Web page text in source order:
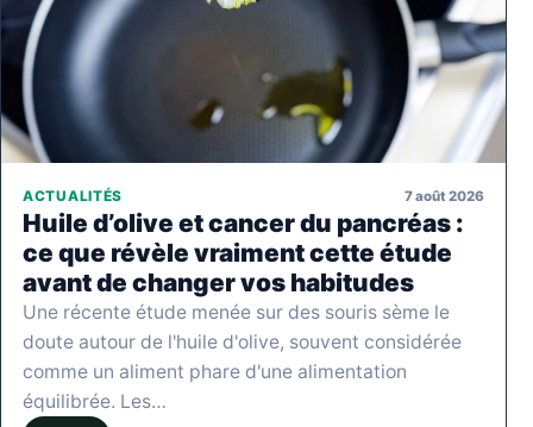
ACTUALITÉS 7 août 2026
Huile d’olive et cancer du pancréas :
ce que révèle vraiment cette étude
avant de changer vos habitudes
Une récente étude menée sur des souris sème le
doute autour de l'huile d'olive, souvent considérée
comme un aliment phare d'une alimentation
équilibrée. Les…